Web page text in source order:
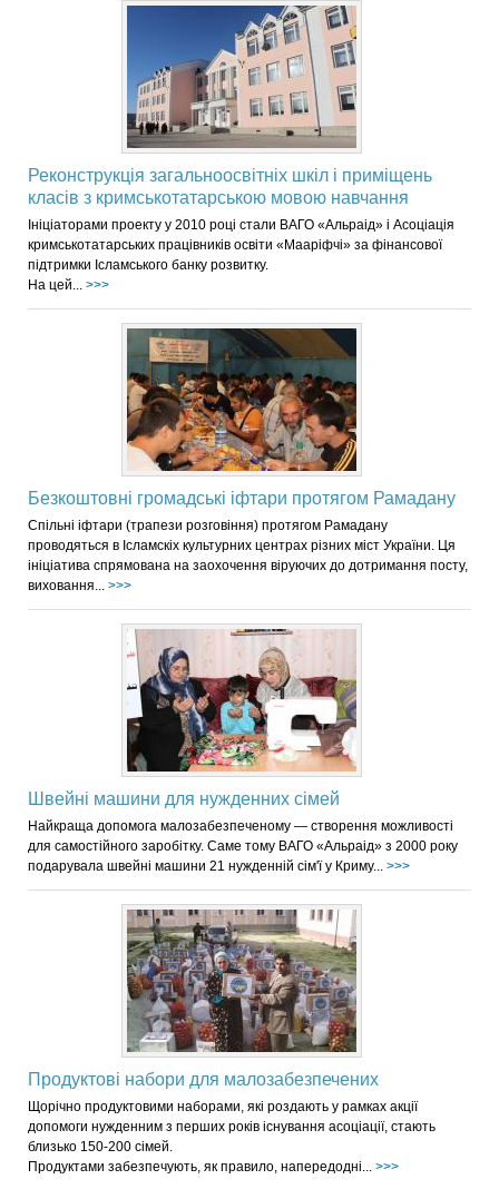
Реконструкція загальноосвітніх шкіл і приміщень
класів з кримськотатарською мовою навчання
Ініціаторами проекту у 2010 році стали ВАГО «Альраід» і Асоціація
кримськотатарських працівників освіти «Мааріфчі» за фінансової
підтримки Ісламського банку розвитку.
На цей... >>>
Безкоштовні громадські іфтари протягом Рамадану
Спільні іфтари (трапези розговіння) протягом Рамадану
проводяться в Ісламскіх культурних центрах різних міст України. Ця
ініціатива спрямована на заохочення віруючих до дотримання посту,
виховання... >>>
Швейні машини для нужденних сімей
Найкраща допомога малозабезпеченому — створення можливості
для самостійного заробітку. Саме тому ВАГО «Альраід» з 2000 року
подарувала швейні машини 21 нужденній сім'ї у Криму... >>>
Продуктові набори для малозабезпечених
Щорічно продуктовими наборами, які роздають у рамках акції
допомоги нужденним з перших років існування асоціації, стають
близько 150-200 сімей.
Продуктами забезпечують, як правило, напередодні... >>>